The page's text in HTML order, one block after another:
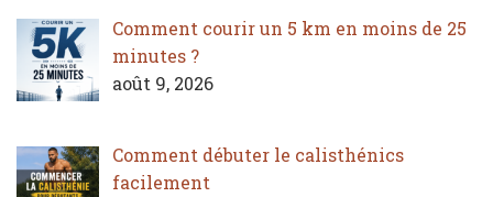
Comment courir un 5 km en moins de 25
minutes ?
août 9, 2026
Comment débuter le calisthénics
facilement